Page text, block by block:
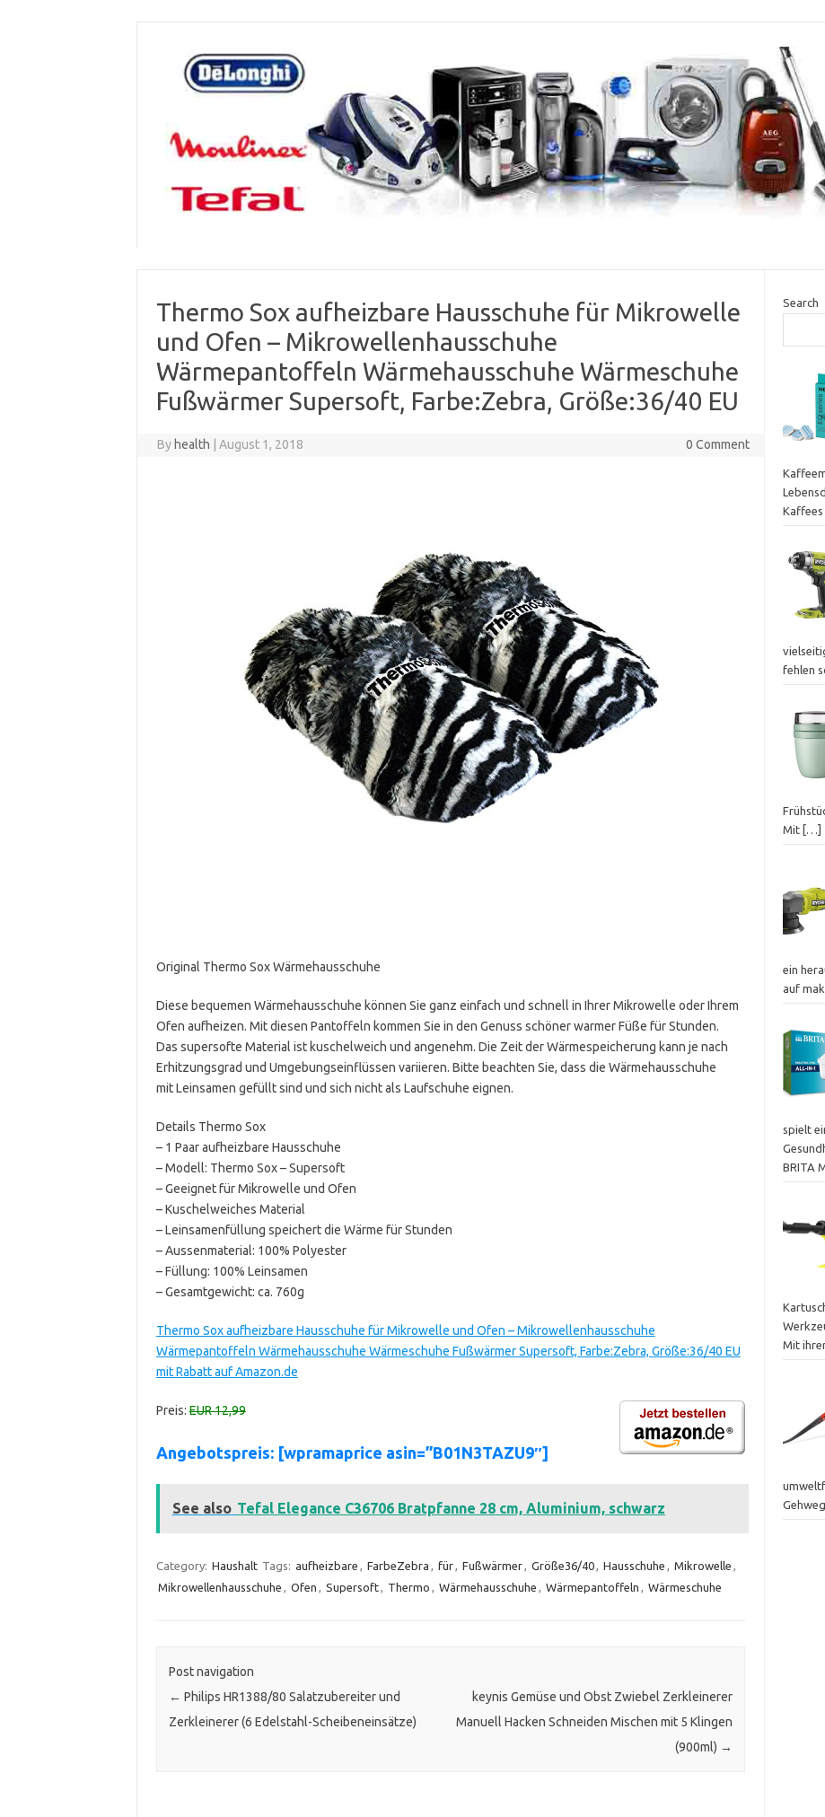
Thermo Sox aufheizbare Hausschuhe für Mikrowelle
und Ofen – Mikrowellenhausschuhe
Wärmepantoffeln Wärmehausschuhe Wärmeschuhe
Fußwärmer Supersoft, Farbe:Zebra, Größe:36/40 EU
By health August 1, 2018 0 Comment
Original Thermo Sox Wärmehausschuhe
Diese bequemen Wärmehausschuhe können Sie ganz einfach und schnell in Ihrer Mikrowelle oder Ihrem
Ofen aufheizen. Mit diesen Pantoffeln kommen Sie in den Genuss schöner warmer Füße für Stunden.
Das supersofte Material ist kuschelweich und angenehm. Die Zeit der Wärmespeicherung kann je nach
Erhitzungsgrad und Umgebungseinflüssen variieren. Bitte beachten Sie, dass die Wärmehausschuhe
mit Leinsamen gefüllt sind und sich nicht als Laufschuhe eignen.
Details Thermo Sox
– 1 Paar aufheizbare Hausschuhe
– Modell: Thermo Sox – Supersoft
– Geeignet für Mikrowelle und Ofen
– Kuschelweiches Material
– Leinsamenfüllung speichert die Wärme für Stunden
– Aussenmaterial: 100% Polyester
– Füllung: 100% Leinsamen
– Gesamtgewicht: ca. 760g
Thermo Sox aufheizbare Hausschuhe für Mikrowelle und Ofen – Mikrowellenhausschuhe
Wärmepantoffeln Wärmehausschuhe Wärmeschuhe Fußwärmer Supersoft, Farbe:Zebra, Größe:36/40 EU
mit Rabatt auf Amazon.de
Preis:EUR 12,99
Angebotspreis: [wpramaprice asin=”B01N3TAZU9″]
See also Tefal Elegance C36706 Bratpfanne 28 cm, Aluminium, schwarz
Category: Haushalt Tags: aufheizbare , FarbeZebra , für, Fußwärmer, Größe36/40, Hausschuhe , Mikrowelle ,
Mikrowellenhausschuhe , Ofen , Supersoft, Thermo , Wärmehausschuhe , Wärmepantoffeln , Wärmeschuhe
Post navigation
← Philips HR1388/80 Salatzubereiter und
Zerkleinerer (6 Edelstahl-Scheibeneinsätze)
keynis Gemüse und Obst Zwiebel Zerkleinerer
Manuell Hacken Schneiden Mischen mit 5 Klingen
(900ml) →
Search
Kaffees
fehlen
Mit […]
ein
auf
spielt
BRITA
Mit